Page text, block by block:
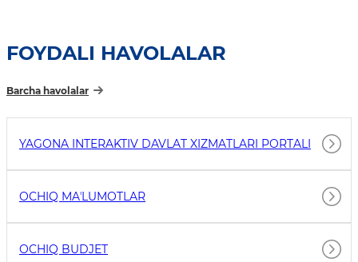
FOYDALI HAVOLALAR
Barcha havolalar
YAGONA INTERAKTIV DAVLAT XIZMATLARI PORTALI
OCHIQ MAʼLUMOTLAR
OCHIQ BUDJET